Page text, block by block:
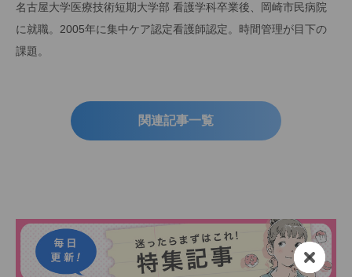
名古屋大学医療技術短期大学部 看護学科卒業後、岡崎市民病院
に就職。2005年に集中ケア認定看護師認定。時間管理が目下の
課題。
関連記事一覧